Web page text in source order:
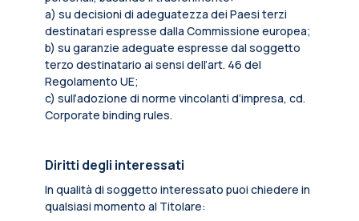
a) su decisioni di adeguatezza dei Paesi terzi
destinatari espresse dalla Commissione europea;
b) su garanzie adeguate espresse dal soggetto
terzo destinatario ai sensi dell’art. 46 del
Regolamento UE;
c) sull’adozione di norme vincolanti d’impresa, cd.
Corporate binding rules.
Diritti degli interessati
In qualità di soggetto interessato puoi chiedere in
qualsiasi momento al Titolare: